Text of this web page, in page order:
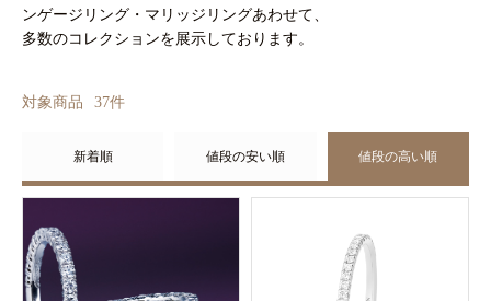
ンゲージリング・マリッジリングあわせて、
多数のコレクションを展示しております。
対象商品 37件
新着順 値段の安い順 値段の高い順